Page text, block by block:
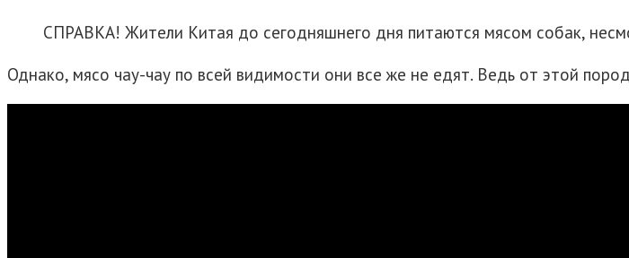
СПРАВКА! Жители Китая до сегодняшнего дня питаются мясом собак,
Однако, мясо чау-чау по всей видимости они все же не едят. Ведь от этой